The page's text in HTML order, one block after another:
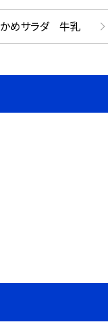
かめサラダ 牛乳